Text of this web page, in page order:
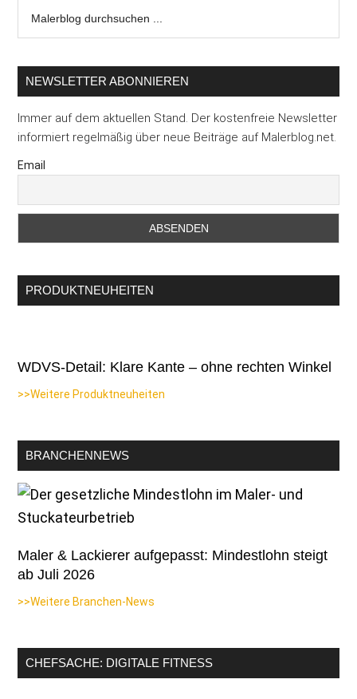
durchsuchen
NEWSLETTER ABONNIEREN
Immer auf dem aktuellen Stand. Der kostenfreie Newsletter
informiert regelmäßig über neue Beiträge auf Malerblog.net.
Email
PRODUKTNEUHEITEN
WDVS-Detail: Klare Kante – ohne rechten Winkel
>>Weitere Produktneuheiten
BRANCHENNEWS
Maler & Lackierer aufgepasst: Mindestlohn steigt
ab Juli 2026
>>Weitere Branchen-News
CHEFSACHE: DIGITALE FITNESS